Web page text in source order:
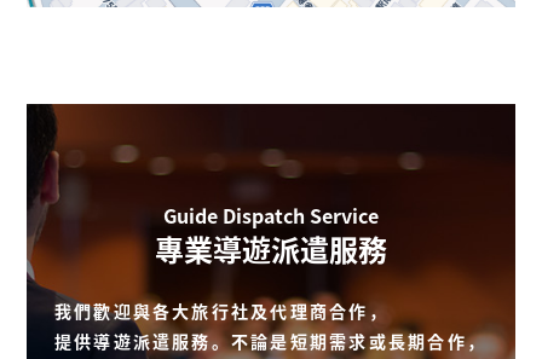
Guide Dispatch Service
專業導遊派遣服務
我們歡迎與各大旅行社及代理商合作，
提供導遊派遣服務。不論是短期需求或長期合作，